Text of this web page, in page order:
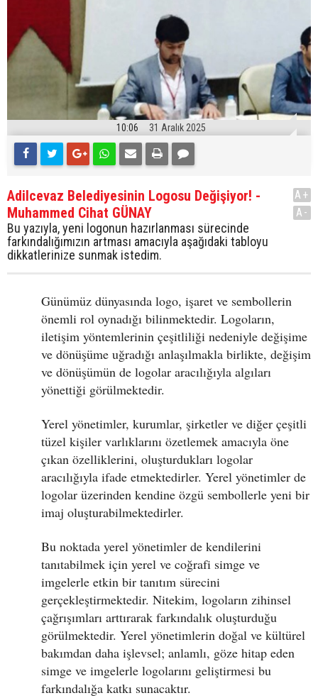
10:06 31 Aralık 2025
Adilcevaz Belediyesinin Logosu Değişiyor! -
Muhammed Cihat GÜNAY
Bu yazıyla, yeni logonun hazırlanması sürecinde
farkındalığımızın artması amacıyla aşağıdaki tabloyu
dikkatlerinize sunmak istedim.
A+
A-
Günümüz dünyasında logo, işaret ve sembollerin
önemli rol oynadığı bilinmektedir. Logoların,
iletişim yöntemlerinin çeşitliliği nedeniyle değişime
ve dönüşüme uğradığı anlaşılmakla birlikte, değişim
ve dönüşümün de logolar aracılığıyla algıları
yönettiği görülmektedir.
Yerel yönetimler, kurumlar, şirketler ve diğer çeşitli
tüzel kişiler varlıklarını özetlemek amacıyla öne
çıkan özelliklerini, oluşturdukları logolar
aracılığıyla ifade etmektedirler. Yerel yönetimler de
logolar üzerinden kendine özgü sembollerle yeni bir
imaj oluşturabilmektedirler.
Bu noktada yerel yönetimler de kendilerini
tanıtabilmek için yerel ve coğrafi simge ve
imgelerle etkin bir tanıtım sürecini
gerçekleştirmektedir. Nitekim, logoların zihinsel
çağrışımları arttırarak farkındalık oluşturduğu
görülmektedir. Yerel yönetimlerin doğal ve kültürel
bakımdan daha işlevsel; anlamlı, göze hitap eden
simge ve imgelerle logolarını geliştirmesi bu
farkındalığa katkı sunacaktır.